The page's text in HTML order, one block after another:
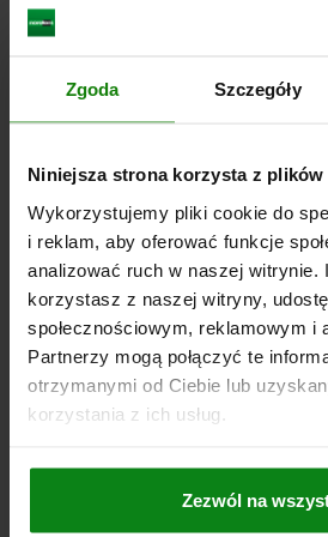
Zgoda Szczegóły
Niniejsza strona korzysta z plików
Wykorzystujemy pliki cookie do
i reklam, aby oferować funkcje
analizować ruch w naszej witrynie.
korzystasz z naszej witryny,
społecznościowym, reklamowym i
Partnerzy mogą połączyć te
otrzymanymi od Ciebie lub
korzystania z ich usług.
Zezwól na
SW1=14
SIŁA SPRĘŻYNY
52,27 PLN
plus koszty wysyłki
03090 A
TRZPIEN USTALAJACY Z